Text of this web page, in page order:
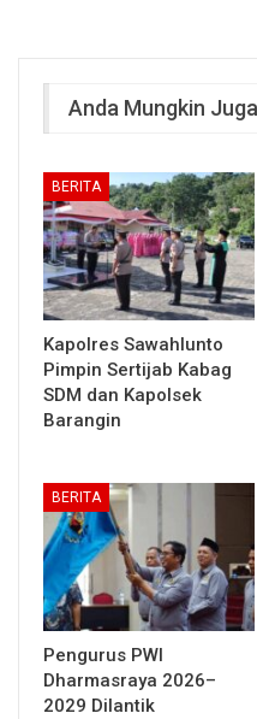
Anda Mungkin
BERITA
Kapolres Sawahlunto
Pimpin Sertijab Kabag
SDM dan Kapolsek
Barangin
BERITA
Pengurus PWI
Dharmasraya 2026–
2029 Dilantik